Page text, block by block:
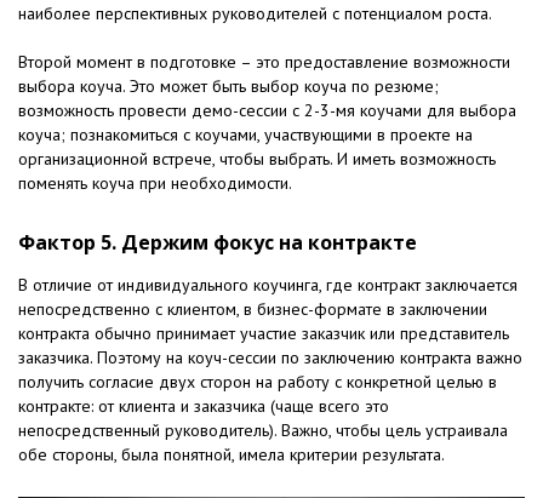
наиболее перспективных руководителей с потенциалом роста.
Второй момент в подготовке – это предоставление возможности
выбора коуча. Это может быть выбор коуча по резюме;
возможность провести демо-сессии с 2-3-мя коучами для выбора
коуча; познакомиться с коучами, участвующими в проекте на
организационной встрече, чтобы выбрать. И иметь возможность
поменять коуча при необходимости.
Фактор 5. Держим фокус на контракте
В отличие от индивидуального коучинга, где контракт заключается
непосредственно с клиентом, в бизнес-формате в заключении
контракта обычно принимает участие заказчик или представитель
заказчика. Поэтому на коуч-сессии по заключению контракта важно
получить согласие двух сторон на работу с конкретной целью в
контракте: от клиента и заказчика (чаще всего это
непосредственный руководитель). Важно, чтобы цель устраивала
обе стороны, была понятной, имела критерии результата.